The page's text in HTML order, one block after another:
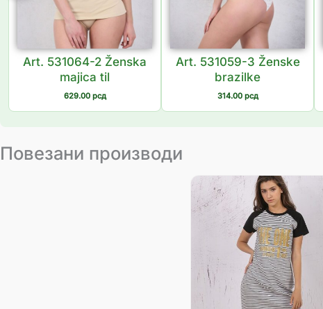
Art. 531064-2 Ženska
majica til
629.00 рсд
Art. 531059-3 Ženske
brazilke
314.00 рсд
Повезани производи